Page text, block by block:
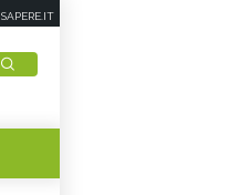
SAPERE.IT